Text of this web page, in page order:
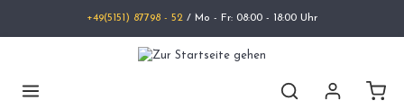
+49(5151) 87798 - 52 / Mo - Fr: 08:00 - 18:00 Uhr